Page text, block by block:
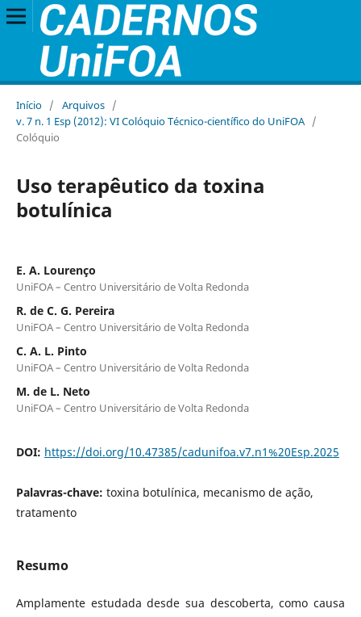
Início / Arquivos /
v. 7 n. 1 Esp (2012): VI Colóquio Técnico-científico do UniFOA /
Colóquio
Uso terapêutico da toxina
botulínica
E. A. Lourenço
UniFOA – Centro Universitário de Volta Redonda
R. de C. G. Pereira
UniFOA – Centro Universitário de Volta Redonda
C. A. L. Pinto
UniFOA – Centro Universitário de Volta Redonda
M. de L. Neto
UniFOA – Centro Universitário de Volta Redonda
DOI: https://doi.org/10.47385/cadunifoa.v7.n1%20Esp.2025
Palavras-chave: toxina botulínica, mecanismo de ação,
tratamento
Resumo
Amplamente estudada desde sua descoberta, como causa